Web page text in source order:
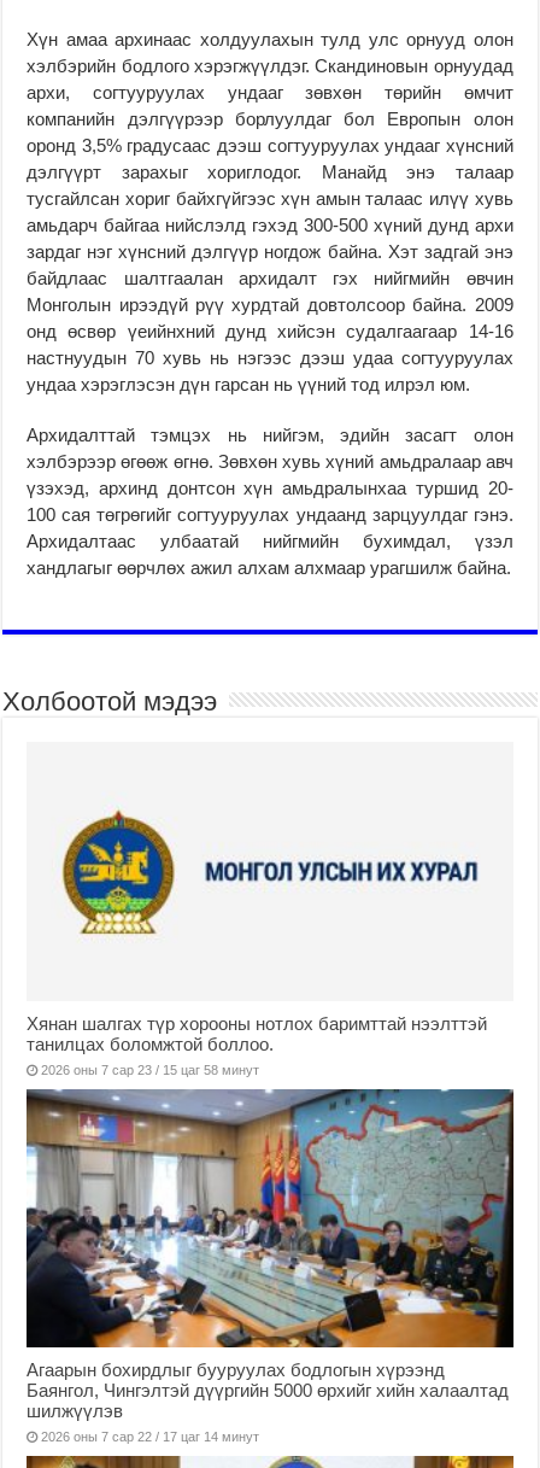
Хүн амаа архинаас холдуулахын тулд улс орнууд олон
хэлбэрийн бодлого хэрэгжүүлдэг. Скандиновын орнуудад
архи, согтууруулах ундааг зөвхөн төрийн өмчит
компанийн дэлгүүрээр борлуулдаг бол Европын олон
оронд 3,5% градусаас дээш согтууруулах ундааг хүнсний
дэлгүүрт зарахыг хориглодог. Манайд энэ талаар
тусгайлсан хориг байхгүйгээс хүн амын талаас илүү хувь
амьдарч байгаа нийслэлд гэхэд 300-500 хүний дунд архи
зардаг нэг хүнсний дэлгүүр ногдож байна. Хэт задгай энэ
байдлаас шалтгаалан архидалт гэх нийгмийн өвчин
Монголын ирээдүй рүү хурдтай довтолсоор байна. 2009
онд өсвөр үеийнхний дунд хийсэн судалгаагаар 14-16
настнуудын 70 хувь нь нэгээс дээш удаа согтууруулах
ундаа хэрэглэсэн дүн гарсан нь үүний тод илрэл юм.
Архидалттай тэмцэх нь нийгэм, эдийн засагт олон
хэлбэрээр өгөөж өгнө. Зөвхөн хувь хүний амьдралаар авч
үзэхэд, архинд донтсон хүн амьдралынхаа туршид 20-
100 сая төгрөгийг согтууруулах ундаанд зарцуулдаг гэнэ.
Архидалтаас улбаатай нийгмийн бухимдал, үзэл
хандлагыг өөрчлөх ажил алхам алхмаар урагшилж байна.
Холбоотой мэдээ
Хянан шалгах түр хорооны нотлох баримттай нээлттэй
танилцах боломжтой боллоо.
2026 оны 7 сар 23 / 15 цаг 58 минут
Агаарын бохирдлыг бууруулах бодлогын хүрээнд
Баянгол, Чингэлтэй дүүргийн 5000 өрхийг хийн халаалтад
шилжүүлэв
2026 оны 7 сар 22 / 17 цаг 14 минут